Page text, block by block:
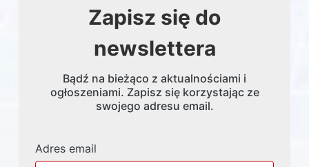
Zapisz się do
newslettera
Bądź na bieżąco z aktualnościami i
ogłoszeniami. Zapisz się korzystając ze
swojego adresu email.
Adres email